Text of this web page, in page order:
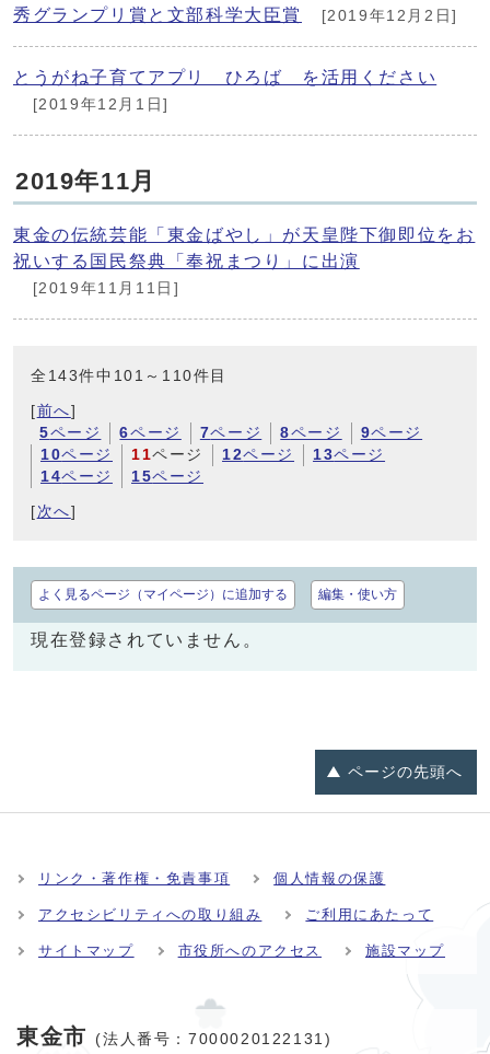
秀グランプリ賞と文部科学大臣賞
[2019年12月2日]
とうがね子育てアプリ ひろば を活用ください
[2019年12月1日]
2019年11月
東金の伝統芸能「東金ばやし」が天皇陛下御即位をお
祝いする国民祭典「奉祝まつり」に出演
[2019年11月11日]
全143件中101～110件目
[前へ]
5ページ 6ページ 7ページ 8ページ 9ページ
10ページ 11ページ 12ページ 13ページ
14ページ 15ページ
[ 次へ]
よく見るページ（マイページ）に追加する 編集・使い方
現在登録されていません。
ページの先頭へ
リンク・著作権・免責事項 個人情報の保護
アクセシビリティへの取り組み ご利用にあたって
サイトマップ 市役所へのアクセス 施設マップ
東金市 (法人番号：7000020122131)